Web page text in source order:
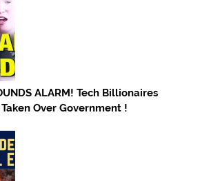
ALARM! Tech Billionaires
Over Government !